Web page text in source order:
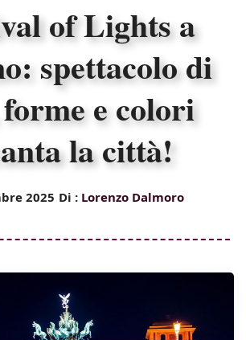
of Lights a
spettacolo di
e colori
la città!
2025 Di : Lorenzo Dalmoro